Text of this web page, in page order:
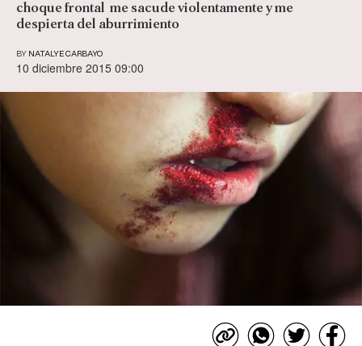
choque frontal me sacude violentamente y me
despierta del aburrimiento
BY NATALYE CARBAYO
10 diciembre 2015 09:00